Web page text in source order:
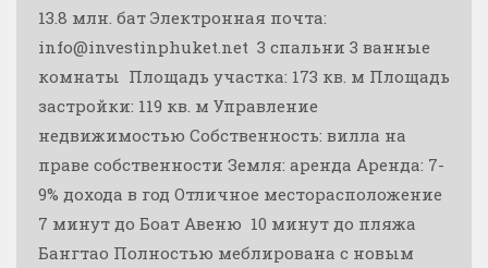
13.8 млн. бат Электронная почта:
info@investinphuket.net ️ 3 спальни 3 ванные
комнаты ️ Площадь участка: 173 кв. м Площадь
застройки: 119 кв. м Управление
недвижимостью Собственность: вилла на
праве собственности Земля: аренда Аренда: 7-
9% дохода в год Отличное месторасположение
7 минут до Боат Авеню ️ 10 минут до пляжа
Бангтао Полностью меблирована с новым